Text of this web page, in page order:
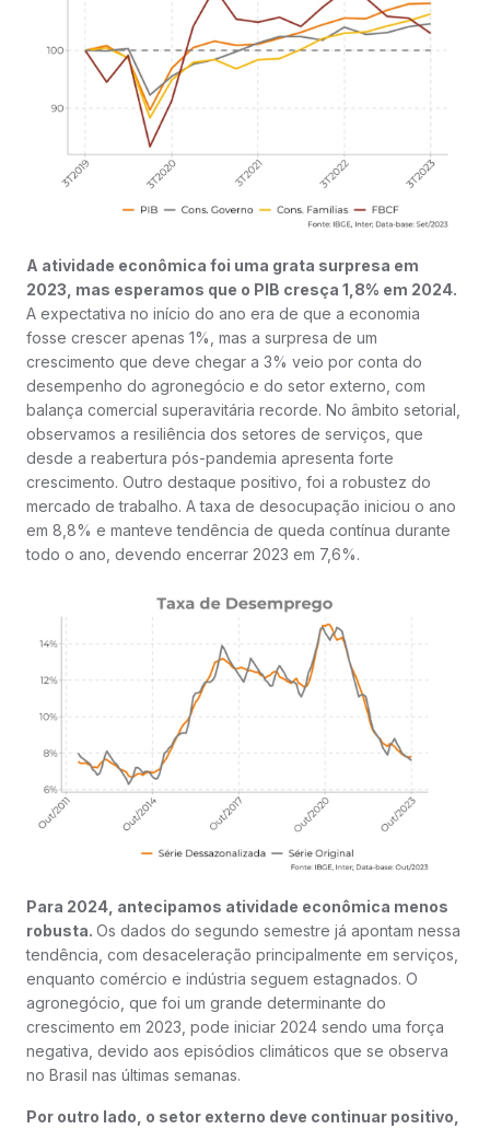
A atividade econômica foi uma grata surpresa em
2023, mas esperamos que o PIB cresça 1,8% em 2024.
A expectativa no início do ano era de que a economia
fosse crescer apenas 1%, mas a surpresa de um
crescimento que deve chegar a 3% veio por conta do
desempenho do agronegócio e do setor externo, com
balança comercial superavitária recorde. No âmbito setorial,
observamos a resiliência dos setores de serviços, que
desde a reabertura pós-pandemia apresenta forte
crescimento. Outro destaque positivo, foi a robustez do
mercado de trabalho. A taxa de desocupação iniciou o ano
em 8,8% e manteve tendência de queda contínua durante
todo o ano, devendo encerrar 2023 em 7,6%.
Para 2024, antecipamos atividade econômica menos
robusta. Os dados do segundo semestre já apontam nessa
tendência, com desaceleração principalmente em serviços,
enquanto comércio e indústria seguem estagnados. O
agronegócio, que foi um grande determinante do
crescimento em 2023, pode iniciar 2024 sendo uma força
negativa, devido aos episódios climáticos que se observa
no Brasil nas últimas semanas.
Por outro lado, o setor externo deve continuar positivo,